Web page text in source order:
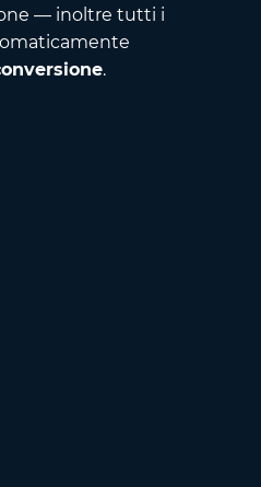
— inoltre tutti i
.